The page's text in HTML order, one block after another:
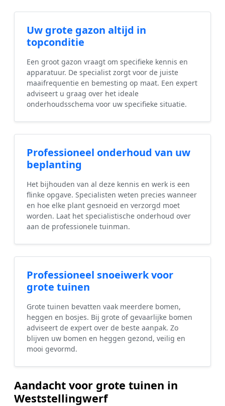
Uw grote gazon altijd in
topconditie
Een groot gazon vraagt om specifieke kennis en
apparatuur. De specialist zorgt voor de juiste
maaifrequentie en bemesting op maat. Een expert
adviseert u graag over het ideale
onderhoudsschema voor uw specifieke situatie.
Professioneel onderhoud van uw
beplanting
Het bijhouden van al deze kennis en werk is een
flinke opgave. Specialisten weten precies wanneer
en hoe elke plant gesnoeid en verzorgd moet
worden. Laat het specialistische onderhoud over
aan de professionele tuinman.
Professioneel snoeiwerk voor
grote tuinen
Grote tuinen bevatten vaak meerdere bomen,
heggen en bosjes. Bij grote of gevaarlijke bomen
adviseert de expert over de beste aanpak. Zo
blijven uw bomen en heggen gezond, veilig en
mooi gevormd.
Aandacht voor grote tuinen in
Weststellingwerf